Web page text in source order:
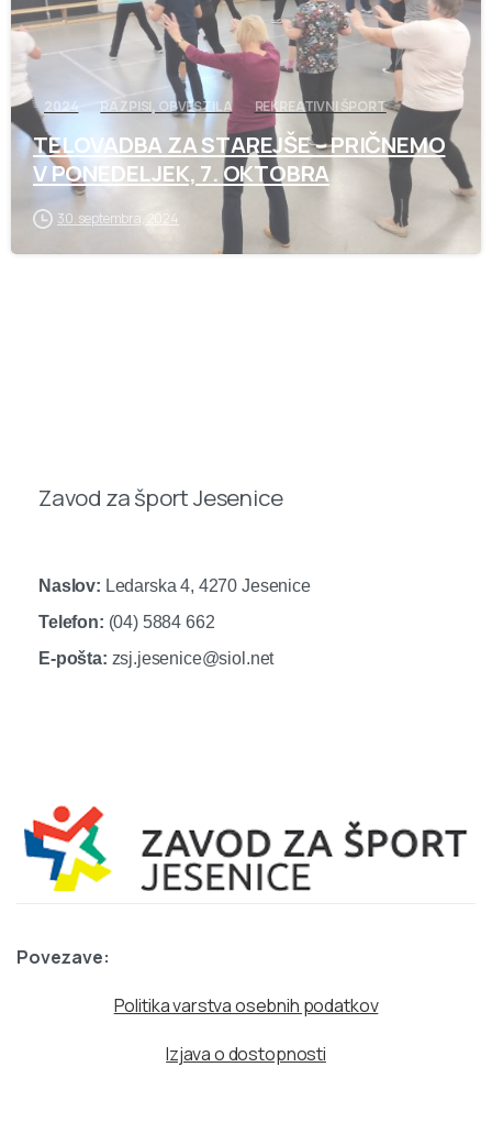
2024 RAZPISI, OBVESTILA REKREATIVNI ŠPORT
TELOVADBA ZA STAREJŠE – PRIČNEMO
V PONEDELJEK, 7. OKTOBRA
30. septembra, 2024
Zavod za šport Jesenice
Naslov: Ledarska 4, 4270 Jesenice
Telefon: (04) 5884 662
E-pošta: zsj.jesenice@siol.net
Povezave:
Politika varstva osebnih podatkov
Izjava o dostopnosti